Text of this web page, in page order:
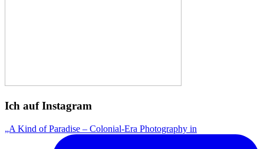
Ich auf Instagram
„A Kind of Paradise – Colonial-Era Photography in